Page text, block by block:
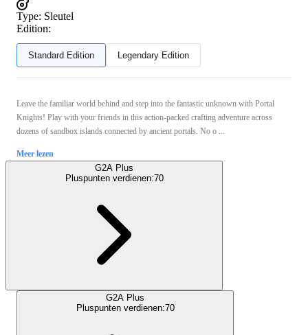
Type: Sleutel
Edition:
Standard Edition Legendary Edition
Leave the familiar world behind and step into the fantastic unknown with Portal
Knights! Play with your friends in this action-packed crafting adventure across
dozens of sandbox islands connected by ancient portals. No o ...
Meer lezen
G2A Plus
Pluspunten verdienen:70
G2A Plus
Pluspunten verdienen:70